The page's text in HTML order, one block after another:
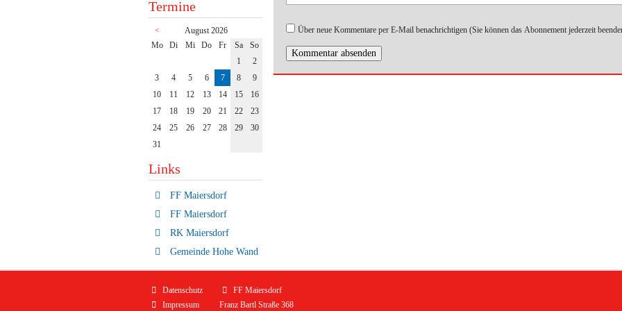
Über neue Kommentare per E-Mail benachrichtigen (Sie können das Abonnement jederzeit
Kommentar absenden
Termine
<
August 2026
Montag
Dienstag
Mittwoch
Donnerstag
Freitag
Samstag
Sonntag
1
2
3
4 5 6 7 8
9
10
11 12 13 14 15
16
17
18 19 20 21 22
23
24
25 26 27 28 29
30
31
Links
FF Maiersdorf
FF Maiersdorf
RK Maiersdorf
Gemeinde Hohe Wand
Navigation
überspringen
Datenschutz
Impressum
FF Maiersdorf
Franz Bartl Straße 368